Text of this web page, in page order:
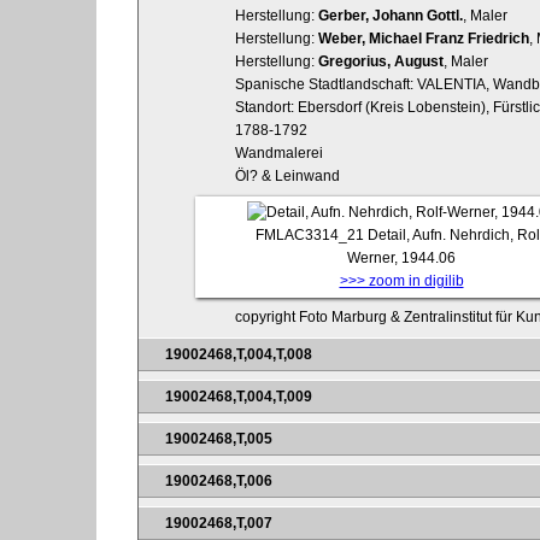
Herstellung: Gerber, Johann Gottl., Maler
Herstellung: Weber, Michael Franz Friedrich,
Herstellung: Gregorius, August, Maler
Spanische Stadtlandschaft: VALENTIA,
Standort: Ebersdorf (Kreis Lobenstein),
1788-1792
Wandmalerei
Öl? & Leinwand
FMLAC3314_21 Detail, Aufn. Nehrdich,
Werner, 1944.06
>>> zoom in digilib
copyright Foto Marburg & Zentralinstitut für
19002468,T,004,T,008
19002468,T,004,T,009
19002468,T,005
19002468,T,006
19002468,T,007